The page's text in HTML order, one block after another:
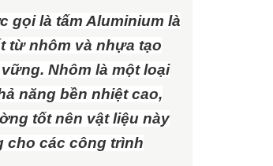
gọi là tấm Aluminium là
từ nhôm và nhựa tạo
Nhôm là một loại
năng bền nhiệt cao,
tốt nên vật liệu này
các công trình